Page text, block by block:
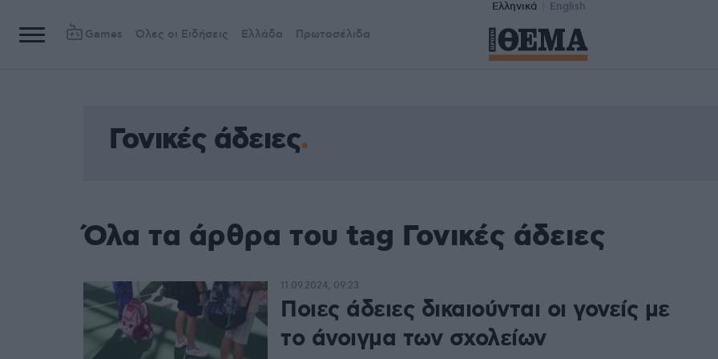
Ελληνικά English
Games Όλες οι Ειδήσεις Ελλάδα Πρωτοσέλιδα
Γονικές άδειες
Όλα τα άρθρα του tag Γονικές άδειες
Ποιες άδειες δικαιούνται οι γονείς με
το άνοιγμα των σχολείων
11.09.2024, 09:23